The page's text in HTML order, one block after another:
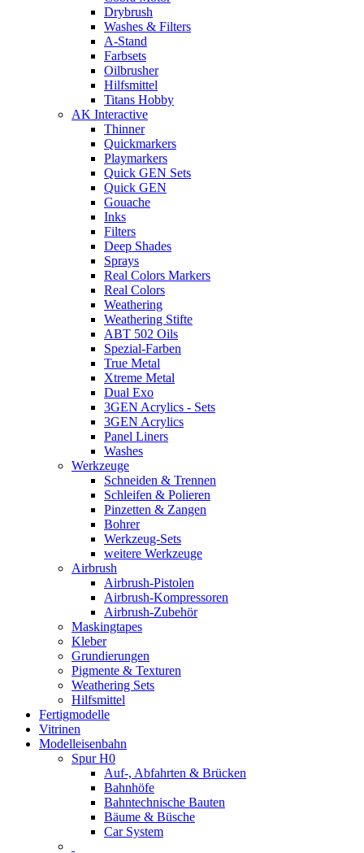
Drybrush
Washes & Filters
A-Stand
Farbsets
Oilbrusher
Hilfsmittel
Titans Hobby
AK Interactive
Thinner
Quickmarkers
Playmarkers
Quick GEN Sets
Quick GEN
Gouache
Inks
Filters
Deep Shades
Sprays
Real Colors Markers
Real Colors
Weathering
Weathering Stifte
ABT 502 Oils
Spezial-Farben
True Metal
Xtreme Metal
Dual Exo
3GEN Acrylics - Sets
3GEN Acrylics
Panel Liners
Washes
Werkzeuge
Schneiden & Trennen
Schleifen & Polieren
Pinzetten & Zangen
Bohrer
Werkzeug-Sets
weitere Werkzeuge
Airbrush
Airbrush-Pistolen
Airbrush-Kompressoren
Airbrush-Zubehör
Maskingtapes
Kleber
Grundierungen
Pigmente & Texturen
Weathering Sets
Hilfsmittel
Fertigmodelle
Vitrinen
Modelleisenbahn
Spur H0
Auf-, Abfahrten & Brücken
Bahnhöfe
Bahntechnische Bauten
Bäume & Büsche
Car System